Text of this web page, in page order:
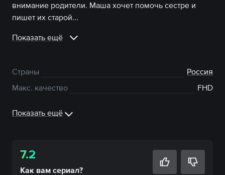
внимание родители. Маша хочет помочь сестре и
пишет их старой...
Показать ещё
Страны
Россия
Макс. качество
FHD
Показать ещё
7.2
Как вам сериал?